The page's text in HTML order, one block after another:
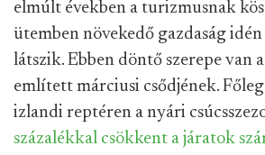
elmúlt években a turizmusnak
ütemben növekedő gazdaság
látszik. Ebben döntő szerepe van
említett márciusi csődjének.
izlandi reptéren a nyári
százalékkal csökkent a járatok